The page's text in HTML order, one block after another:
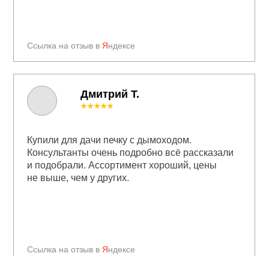
Ссылка на отзыв в Яндексе
Ссылка на отзыв в Яндексе
★★★★★
Купили для дачи печку с дымоходом.
Консультанты очень подробно всё рассказали
и подобрали. Ассортимент хороший, цены
не выше, чем у других.
Дмитрий Т.